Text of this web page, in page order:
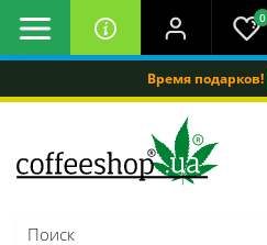
Время подарков!
0